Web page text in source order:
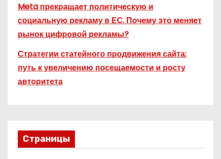
Meta прекращает политическую и
социальную рекламу в ЕС. Почему это меняет
рынок цифровой рекламы?
Стратегии статейного продвижения сайта:
путь к увеличению посещаемости и росту
авторитета
Страницы